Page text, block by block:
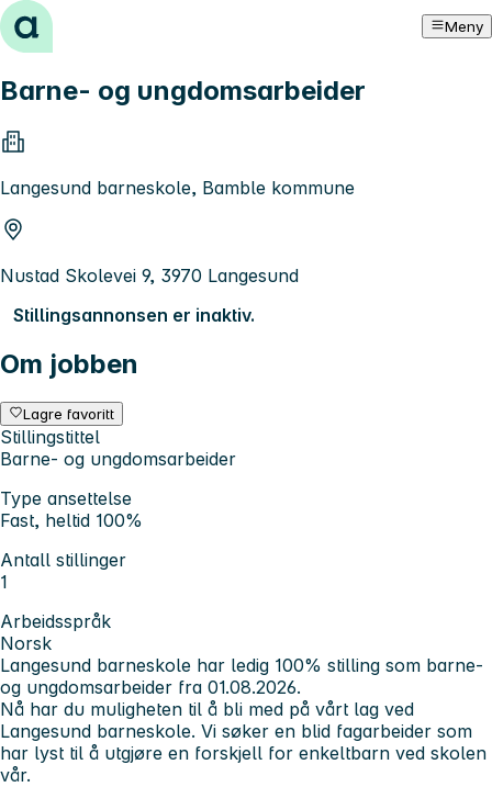
Hopp til innhold Meny
Barne- og ungdomsarbeider
Langesund barneskole, Bamble kommune
Nustad Skolevei 9, 3970 Langesund
Stillingsannonsen er inaktiv.
Om jobben
Lagre favoritt
Stillingstittel
Barne- og ungdomsarbeider
Type ansettelse
Fast, heltid 100%
Antall stillinger
1
Arbeidsspråk
Norsk
Langesund barneskole har ledig 100% stilling som barne-
og ungdomsarbeider fra 01.08.2026.
Nå har du muligheten til å bli med på vårt lag ved
Langesund barneskole. Vi søker en blid fagarbeider som
har lyst til å utgjøre en forskjell for enkeltbarn ved skolen
vår.